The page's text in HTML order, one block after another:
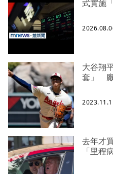
式實施
大谷翔
套」 廠
去年才
「里